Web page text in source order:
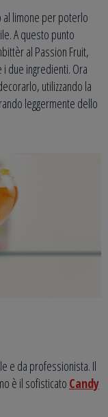
al limone per poterlo
A questo punto
al Passion Fruit,
due ingredienti. Ora
utilizzando la
leggermente dello
e da professionista. Il
è il sofisticato Candy